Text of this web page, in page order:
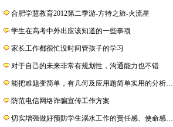
合肥学慧教育2012第二季游-方特之旅-火流星
学生在高考中外出应该知道的一些事项
家长工作都很忙没时间管孩子的学习
对于自己的未来非常有规划性，沟通能力也不错
能把难题变简单，有几何及应用题简单实用的分析…
防范电信网络诈骗宣传工作方案
切实增强做好预防学生溺水工作的责任感、使命感…